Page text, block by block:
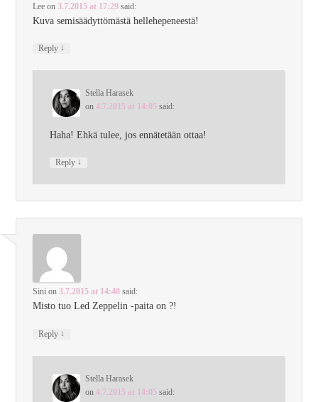
Lee on3.7.2015 at 17:29 said:
Kuva semisäädyttömästä hellehepeneestä!
Reply ↓
Stella Harasek
on 4.7.2015 at 14:05 said:
Haha! Ehkä tulee, jos ennätetään ottaa!
Reply ↓
Sini on3.7.2015 at 14:48 said:
Misto tuo Led Zeppelin -paita on ?!
Reply ↓
Stella Harasek
on 4.7.2015 at 14:05 said: